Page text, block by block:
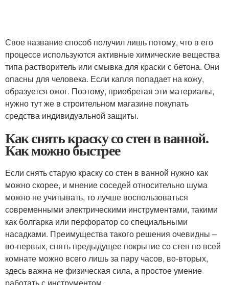
Свое название способ получил лишь потому, что в его
процессе используются активные химические вещества
типа растворитель или смывка для краски с бетона. Они
опасны для человека. Если капля попадает на кожу,
образуется ожог. Поэтому, приобретая эти материалы,
нужно тут же в строительном магазине покупать
средства индивидуальной защиты.
Как снять краску со стен в ванной.
Как можно быстрее
Если снять старую краску со стен в ванной нужно как
можно скорее, и мнение соседей относительно шума
можно не учитывать, то лучше воспользоваться
современными электрическими инструментами, такими
как болгарка или перфоратор со специальными
насадками. Преимущества такого решения очевидны –
во-первых, снять предыдущее покрытие со стен по всей
комнате можно всего лишь за пару часов, во-вторых,
здесь важна не физическая сила, а простое умение